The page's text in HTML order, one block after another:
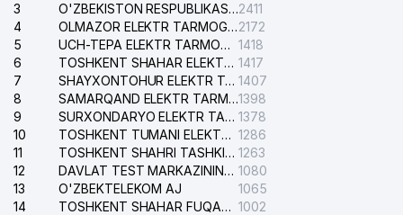
3
O'ZBEKISTON RESPUBLIKASI BOSH PROKURATURASI ISHONCH TELEFONI2411
4
OLMAZOR ELEKTR TARMOG'I NOSOZLIKLARI XIZMATI2172
5
UCH-TEPA ELEKTR TARMOG'I NOSOZLIKLARI XIZMATI 1418
6
TOSHKENT SHAHAR ELEKTR TARMOQLARI KORXONASI AJ 1417
7
SHAYXONTOHUR ELEKTR TARMOG'I NOSOZLIKLARINI TUZATISH XIZMATI 1407
8
SAMARQAND ELEKTR TARMOQLARI AJ1398
9
SURXONDARYO ELEKTR TARMOQLARI AJ 1378
10
TOSHKENT TUMANI ELEKTR TARMOG'I AVARIYA XIZMATI 1286
11
TOSHKENT SHAHRI TASHKILOT TELEFONLARI HAQIDA MA'LUMOT BYUROSI 1263
12
DAVLAT TEST MARKAZINING ISHONCH TELEFONLARI 1080
13
O'ZBEKTELEKOM AJ
1065
14
TOSHKENT SHAHAR FUQAROLIK ISHLARI BO'YICHA SUDI 1002